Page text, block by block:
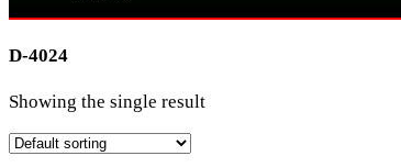
D-4024
Showing the single result